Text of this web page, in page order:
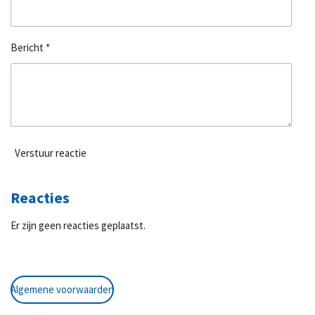
Bericht *
Verstuur reactie
Reacties
Er zijn geen reacties geplaatst.
Algemene voorwaarden